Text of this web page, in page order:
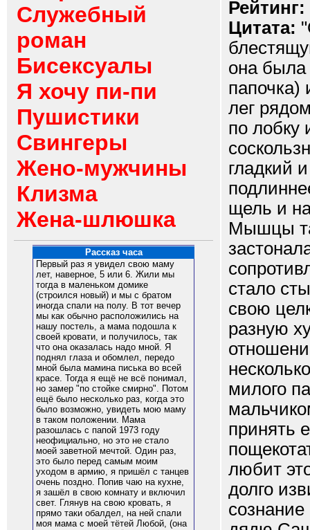
Служебный
роман
Бисексуалы
Я хочу пи-пи
Пушистики
Свингеры
Жено-мужчины
Клизма
Жена-шлюшка
Рассказ часа
Первый раз я увидел свою маму
лет, наверное, 5 или 6. Жили мы
тогда в маленьком домике
(строился новый) и мы с братом
иногда спали на полу. В тот вечер
мы как обычно расположились на
нашу постель, а мама подошла к
своей кровати, и получилось, так
что она оказалась надо мной. Я
поднял глаза и обомлел, передо
мной была мамина писька во всей
красе. Тогда я ещё не всё понимал,
но замер "по стойке смирно". Потом
ещё было несколько раз, когда это
было возможно, увидеть мою маму
в таком положении. Мама
разошлась с папой 1973 году
неофициально, но это не стало
моей заветной мечтой. Один раз,
это было перед самым моим
уходом в армию, я пришёл с танцев
очень поздно. Попив чаю на кухне,
я зашёл в свою комнату и включил
свет. Глянув на свою кровать, я
прямо таки обалдел, на ней спали
моя мама с моей тётей Любой, (она
Рейтинг:
Цитата:
она была
папочка)
лег
по лобку
гладкий
щель и
Мышцы
стало
свою
разную
милого
принять
любит
долго